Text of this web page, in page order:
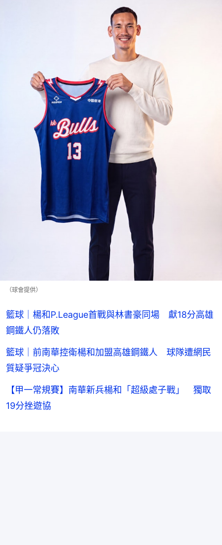
（球會提供）
籃球｜楊和P.League首戰與林書豪同場 獻18分高雄
鋼鐵人仍落敗
籃球｜前南華控衛楊和加盟高雄鋼鐵人 球隊遭網民
質疑爭冠決心
【甲一常規賽】南華新兵楊和「超級處子戰」 獨取
19分挫遊協